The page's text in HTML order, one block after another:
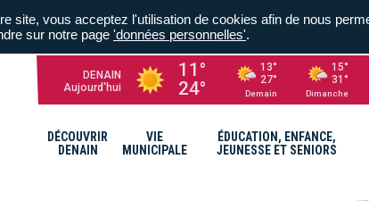
DENAIN
Aujourd'hui
11°
24°
13°
27°
Demain
15°
31°
Dimanche
DÉCOUVRIR
DENAIN
VIE
MUNICIPALE
ÉDUCATION, ENFANCE,
JEUNESSE ET SENIORS
site, vous acceptez l'utilisation de cookies afin de nous
sur notre page 'données personnelles'.